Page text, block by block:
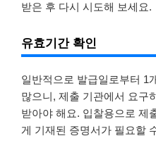
받은 후 다시 시도해 보세요.
유효기간 확인
일반적으로 발급일로부터 1
많으니, 제출 기관에서 요구
받아야 해요. 입찰용으로 제
게 기재된 증명서가 필요할